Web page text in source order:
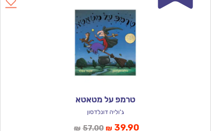
טרמפ על מטאטא
ג'וליה דונלדסון
₪ 57.00המחיר
₪ 39.90המחיר